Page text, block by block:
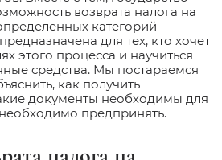
возврата налога на
категорий
для тех, кто хочет
этого процесса и научиться
средства. Мы постараемся
как получить
документы необходимы для
предпринять.